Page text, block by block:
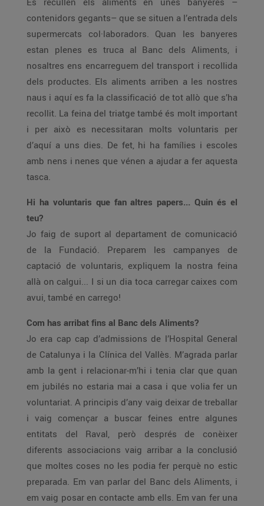
contenidors gegants– que se situen a l’entrada dels
supermercats col·laboradors. Quan les banyeres
estan plenes es truca al Banc dels Aliments, i
nosaltres ens encarreguem del transport i recollida
dels productes. Els aliments arriben a les nostres
naus i aquí es fa la classificació de tot allò que s’ha
recollit. La feina del triatge també és molt important
i per això es necessitaran molts voluntaris per
d’aquí a uns dies. De fet, hi ha famílies i escoles
amb nens i nenes que vénen a ajudar a fer aquesta
tasca.
Hi ha voluntaris que fan altres papers... Quin és el
teu?
Jo faig de suport al departament de comunicació
de la Fundació. Preparem les campanyes de
captació de voluntaris, expliquem la nostra feina
allà on calgui... I si un dia toca carregar caixes com
avui, també en carrego!
Com has arribat fins al Banc dels Aliments?
Jo era cap cap d’admissions de l’Hospital General
de Catalunya i la Clínica del Vallès. M’agrada parlar
amb la gent i relacionar-m’hi i tenia clar que quan
em jubilés no estaria mai a casa i que volia fer un
voluntariat. A principis d’any vaig deixar de treballar
i vaig començar a buscar feines entre algunes
entitats del Raval, però després de conèixer
diferents associacions vaig arribar a la conclusió
que moltes coses no les podia fer perquè no estic
preparada. Em van parlar del Banc dels Aliments, i
em vaig posar en contacte amb ells. Em van fer una